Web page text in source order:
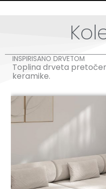
INSPIRISANO DRVETOM
Toplina drveta
keramike.